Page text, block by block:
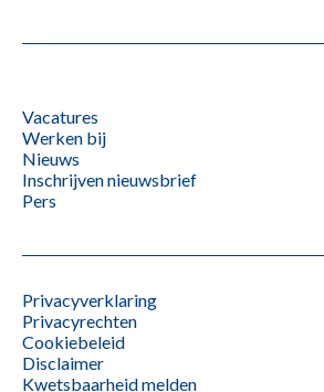
Vacatures
Werken bij
Nieuws
Inschrijven nieuwsbrief
Pers
Privacyverklaring
Privacyrechten
Cookiebeleid
Disclaimer
Kwetsbaarheid melden